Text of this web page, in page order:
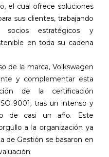
el cual ofrece soluciones
sus clientes, trabajando
socios estratégicos y
en toda su cadena
de la marca, Volkswagen
y complementar esta
de la certificación
9001, tras un intenso y
de casi un año. Este
a la organización ya
de Gestión se basaron en